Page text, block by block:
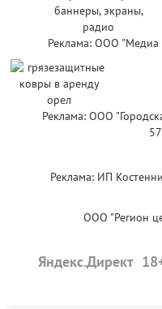
Реклама: ООО "Медиа
Реклама: ООО
Реклама: ИП
ООО "Регион
Яндекс.Директ